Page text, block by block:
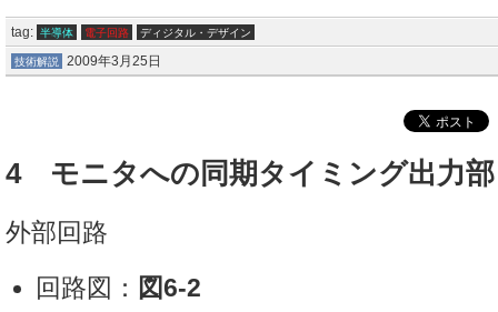
tag: 半導体 電子回路 ディジタル・デザイン
技術解説 2009年3月25日
4 モニタへの同期タイミング出力部
外部回路
回路図： 図6-2